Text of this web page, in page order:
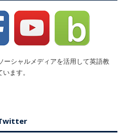
ーシャルメディアを活用して英語教
ます。
Twitter